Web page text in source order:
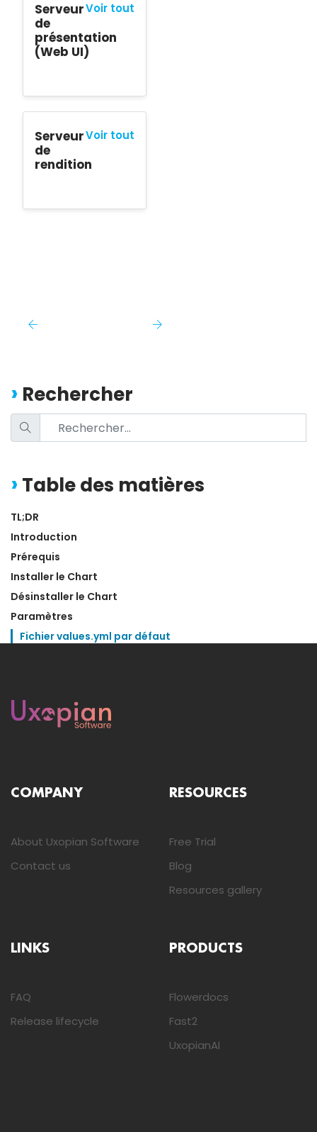
Voir tout
Serveur
de
présentation
(Web UI)
Voir tout
Serveur
de
rendition
Rechercher
Table des matières
TL;DR
Introduction
Prérequis
Installer le Chart
Désinstaller le Chart
Paramètres
Fichier values.yml par défaut
COMPANY
About Uxopian Software
Contact us
RESOURCES
Free Trial
Blog
Resources gallery
LINKS
FAQ
Release lifecycle
PRODUCTS
Flowerdocs
Fast2
UxopianAI